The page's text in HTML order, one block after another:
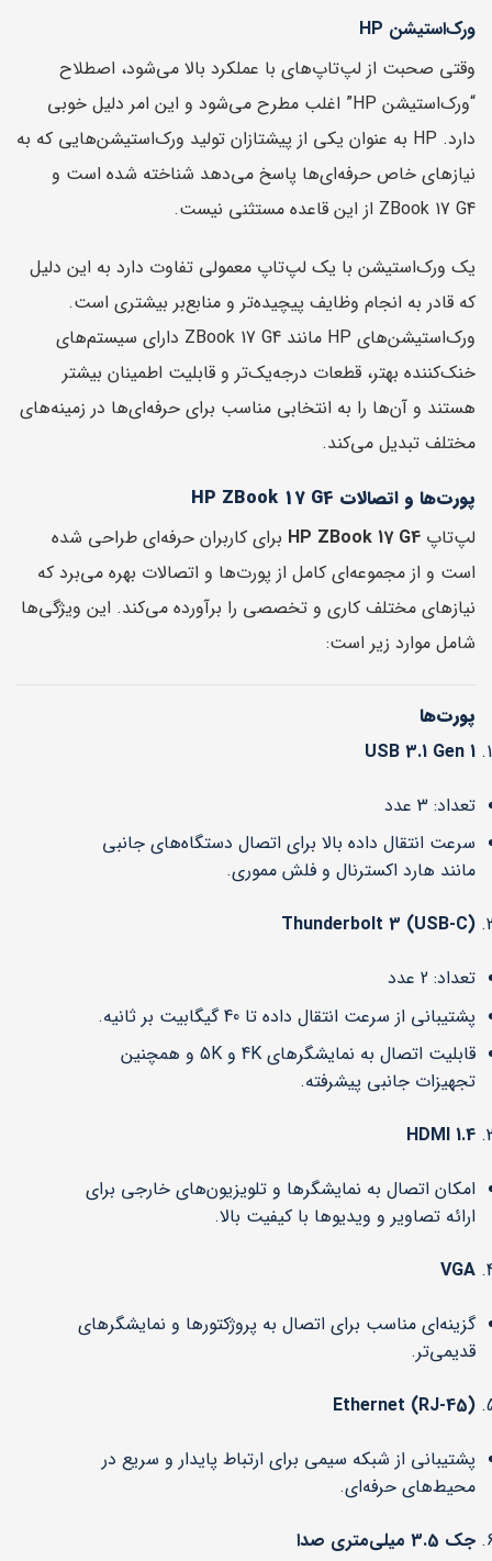
ورک‌استیشن HP
وقتی صحبت از لپ‌تاپ‌های با عملکرد بالا می‌شود، اصطلاح
“ورک‌استیشن HP” اغلب مطرح می‌شود و این امر دلیل خوبی
دارد. HP به عنوان یکی از پیشتازان تولید ورک‌استیشن‌هایی که به
نیازهای خاص حرفه‌ای‌ها پاسخ می‌دهد شناخته شده است و
ZBook 17 G4 از این قاعده مستثنی نیست.
یک ورک‌استیشن با یک لپ‌تاپ معمولی تفاوت دارد به این دلیل
که قادر به انجام وظایف پیچیده‌تر و منابع‌بر بیشتری است.
ورک‌استیشن‌های HP مانند ZBook 17 G4 دارای سیستم‌های
خنک‌کننده بهتر، قطعات درجه‌یک‌تر و قابلیت اطمینان بیشتر
هستند و آن‌ها را به انتخابی مناسب برای حرفه‌ای‌ها در زمینه‌های
مختلف تبدیل می‌کند.
پورت‌ها و اتصالات HP ZBook 17 G4
لپ‌تاپ HP ZBook 17 G4 برای کاربران حرفه‌ای طراحی شده
است و از مجموعه‌ای کامل از پورت‌ها و اتصالات بهره می‌برد که
نیازهای مختلف کاری و تخصصی را برآورده می‌کند. این ویژگی‌ها
شامل موارد زیر است:
پورت‌ها
USB 3.1 Gen 1
تعداد: 3 عدد
سرعت انتقال داده بالا برای اتصال دستگاه‌های جانبی
مانند هارد اکسترنال و فلش مموری.
Thunderbolt 3 (USB-C)
تعداد: 2 عدد
پشتیبانی از سرعت انتقال داده تا 40 گیگابیت بر ثانیه.
قابلیت اتصال به نمایشگرهای 4K و 5K و همچنین
تجهیزات جانبی پیشرفته.
HDMI 1.4
امکان اتصال به نمایشگرها و تلویزیون‌های خارجی برای
ارائه تصاویر و ویدیوها با کیفیت بالا.
VGA
گزینه‌ای مناسب برای اتصال به پروژکتورها و نمایشگرهای
قدیمی‌تر.
Ethernet (RJ-45)
پشتیبانی از شبکه سیمی برای ارتباط پایدار و سریع در
محیط‌های حرفه‌ای.
جک 3.5 میلی‌متری صدا